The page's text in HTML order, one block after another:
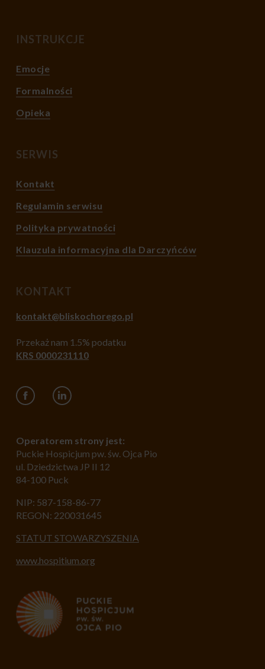
INSTRUKCJE
Emocje
Formalności
Opieka
SERWIS
Kontakt
Regulamin serwisu
Polityka prywatności
Klauzula informacyjna dla Darczyńców
KONTAKT
kontakt@bliskochorego.pl
Przekaż nam 1.5% podatku
KRS 0000231110
Operatorem strony jest:
Puckie Hospicjum pw. św. Ojca Pio
ul. Dziedzictwa JP II 12
84-100 Puck
NIP: 587-158-86-77
REGON: 220031645
STATUT STOWARZYSZENIA
www.hospitium.org